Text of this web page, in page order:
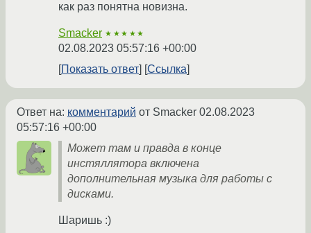
как раз понятна новизна.
Smacker ★★★★★
02.08.2023 05:57:16 +00:00
Показать ответ
Ссылка
Ответ на: комментарий от Smacker 02.08.2023
05:57:16 +00:00
Может там и правда в конце
инстяллятора включена
дополнительная музыка для работы с
дисками.
Шаришь :)